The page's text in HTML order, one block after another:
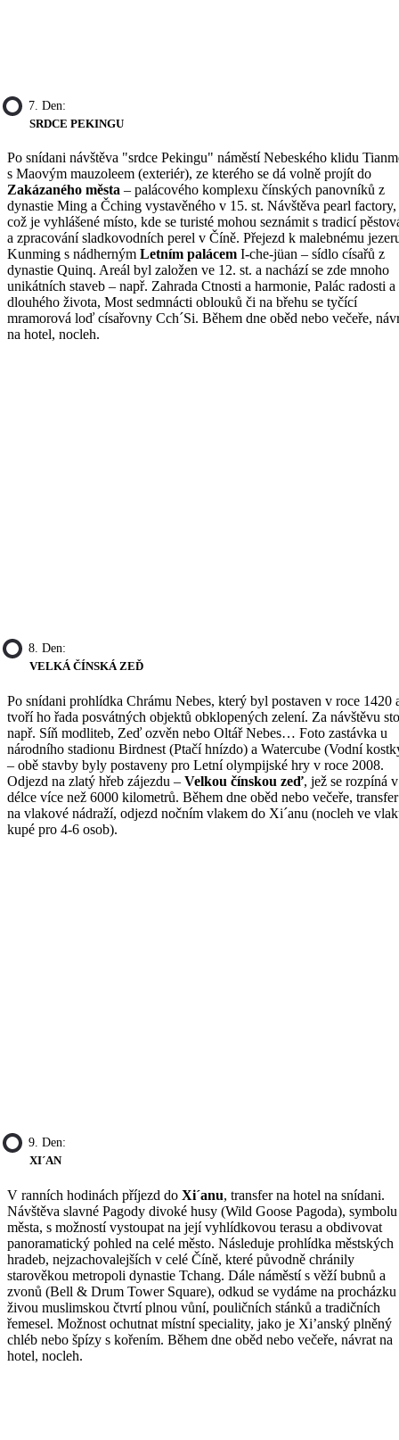
7. Den:
SRDCE PEKINGU
Po snídani návštěva "srdce Pekingu" náměstí Nebeského klidu
s Maovým mauzoleem (exteriér), ze kterého se dá volně projít do
Zakázaného města – palácového komplexu čínských panovníků z
dynastie Ming a Čching vystavěného v 15. st. Návštěva pearl factory,
což je vyhlášené místo, kde se turisté mohou seznámit s tradicí
a zpracování sladkovodních perel v Číně. Přejezd k malebnému
Kunming s nádherným Letním palácem I-che-jüan – sídlo císařů z
dynastie Quinq. Areál byl založen ve 12. st. a nachází se zde mnoho
unikátních staveb – např. Zahrada Ctnosti a harmonie, Palác radosti a
dlouhého života, Most sedmnácti oblouků či na břehu se tyčící
mramorová loď císařovny Cch´Si. Během dne oběd nebo večeře,
na hotel, nocleh.
8. Den:
VELKÁ ČÍNSKÁ ZEĎ
Po snídani prohlídka Chrámu Nebes, který byl postaven v roce 1420
tvoří ho řada posvátných objektů obklopených zelení. Za návštěvu
např. Síň modliteb, Zeď ozvěn nebo Oltář Nebes… Foto zastávka u
národního stadionu Birdnest (Ptačí hnízdo) a Watercube (Vodní
– obě stavby byly postaveny pro Letní olympijské hry v roce 2008.
Odjezd na zlatý hřeb zájezdu – Velkou čínskou zeď, jež se rozpíná v
délce více než 6000 kilometrů. Během dne oběd nebo večeře, transfer
na vlakové nádraží, odjezd nočním vlakem do Xi´anu (nocleh ve
kupé pro 4-6 osob).
9. Den:
XI´AN
V ranních hodinách příjezd do Xi´anu, transfer na hotel na snídani.
Návštěva slavné Pagody divoké husy (Wild Goose Pagoda), symbolu
města, s možností vystoupat na její vyhlídkovou terasu a obdivovat
panoramatický pohled na celé město. Následuje prohlídka městských
hradeb, nejzachovalejších v celé Číně, které původně chránily
starověkou metropoli dynastie Tchang. Dále náměstí s věží bubnů a
zvonů (Bell & Drum Tower Square), odkud se vydáme na procházku
živou muslimskou čtvrtí plnou vůní, pouličních stánků a tradičních
řemesel. Možnost ochutnat místní speciality, jako je Xi’anský plněný
chléb nebo špízy s kořením. Během dne oběd nebo večeře, návrat na
hotel, nocleh.